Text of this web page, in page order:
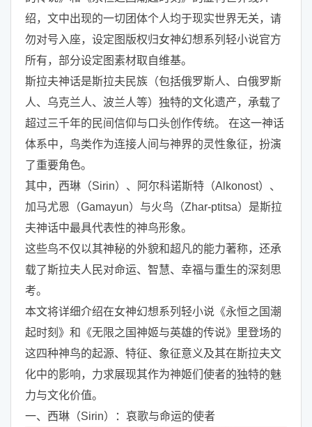
绍，文中出现的一切团体个人均于现实世界无关，请
勿对号入座，设定图版权归女神幻想系列轻小说官方
所有，部分设定图素材取自维基。
斯拉夫神话是斯拉夫民族（包括俄罗斯人、白俄罗斯
人、乌克兰人、波兰人等）独特的文化遗产，承载了
超过三千年的民间信仰与口头创作传统。 在这一神话
体系中，鸟类作为连接人间与神界的灵性象征，扮演
了重要角色。
其中，西琳（Sirin）、阿尔科诺斯特（Alkonost）、
加马尤恩（Gamayun）与火鸟（Zhar-ptitsa）是斯拉
夫神话中最具代表性的神鸟形象。
这些鸟不仅以其神秘的外貌和超凡的能力著称，还承
载了斯拉夫人民对命运、智慧、幸福与重生的深刻思
考。
本文将详细介绍在女神幻想系列轻小说《永恒之国潮
起时刻》和《无限之国神姬与英雄的传说》里登场的
这四种神鸟的起源、特征、象征意义及其在斯拉夫文
化中的影响，力求展现其作为神姬们使者的独特的魅
力与文化价值。
一、西琳（Sirin）：哀歌与命运的使者